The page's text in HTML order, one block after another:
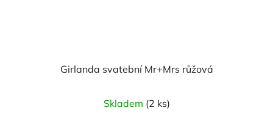
Girlanda svatební Mr+Mrs růžová
Skladem (2 ks)